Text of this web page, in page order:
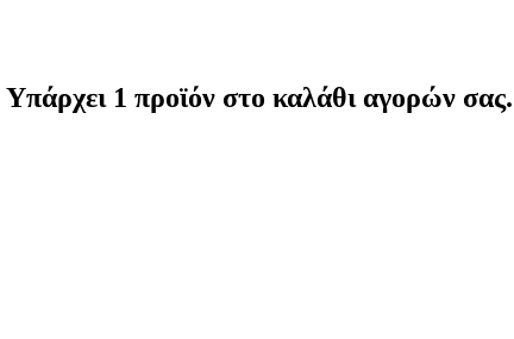
Υπάρχει 1 προϊόν στο καλάθι αγορών σας.